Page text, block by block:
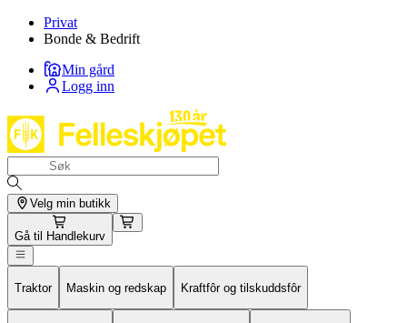
Privat
Bonde & Bedrift
Min gård
Logg inn
Velg min butikk
Gå til Handlekurv
Traktor Maskin og redskap Kraftfôr og tilskuddsfôr